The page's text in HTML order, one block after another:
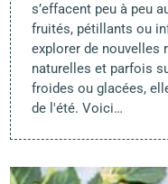
s’effacent peu à peu
fruités, pétillants ou
explorer de nouvelles
naturelles et parfois
froides ou glacées,
de l'été. Voici…